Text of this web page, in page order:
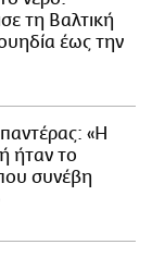
τη Βαλτική
έως την
«Η
ήταν το
συνέβη